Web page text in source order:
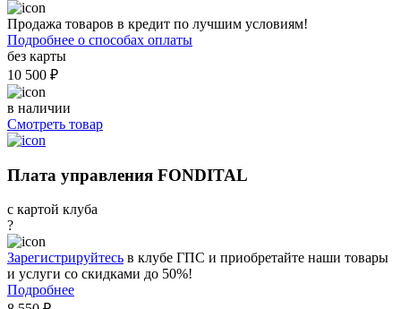
Продажа товаров в кредит по лучшим условиям!
Подробнее о способах оплаты
без карты
10 500 ₽
в наличии
Смотреть товар
Плата управления FONDITAL
с картой клуба
?
Зарегистрируйтесь в клубе ГПС и приобретайте наши товары
и услуги со скидками до 50%!
Подробнее